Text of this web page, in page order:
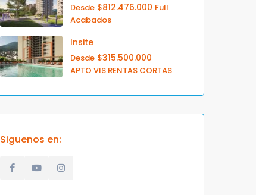
Desde $812.476.000 Full
Acabados
Insite
Desde $315.500.000
APTO VIS RENTAS CORTAS
Siguenos en: